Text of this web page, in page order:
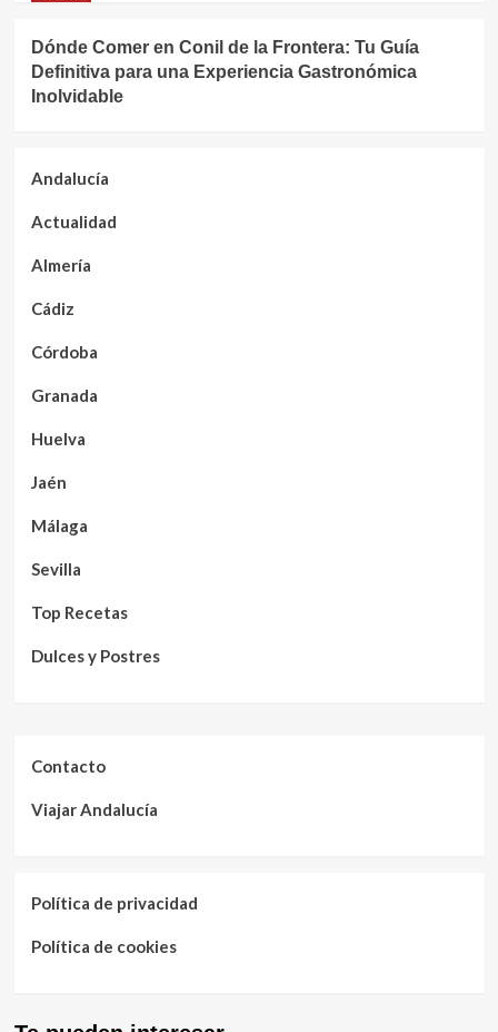
Dónde Comer en Conil de la Frontera: Tu Guía
Definitiva para una Experiencia Gastronómica
Inolvidable
Andalucía
Actualidad
Almería
Cádiz
Córdoba
Granada
Huelva
Jaén
Málaga
Sevilla
Top Recetas
Dulces y Postres
Contacto
Viajar Andalucía
Política de privacidad
Política de cookies